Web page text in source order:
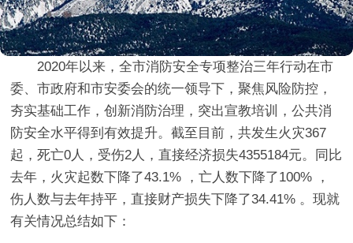
2020年以来，全市消防安全专项整治三年行动在市
委、市政府和市安委会的统一领导下，聚焦风险防控，
夯实基础工作，创新消防治理，突出宣教培训，公共消
防安全水平得到有效提升。截至目前，共发生火灾367
起，死亡0人，受伤2人，直接经济损失4355184元。同比
去年，火灾起数下降了43.1% ，亡人数下降了100% ，
伤人数与去年持平，直接财产损失下降了34.41% 。现就
有关情况总结如下：